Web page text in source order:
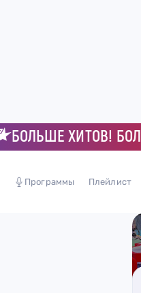
ХИТОВ!
Программы Плейлист